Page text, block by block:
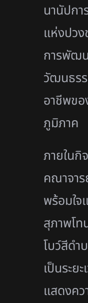
นานัปกา
แห่งปว
การพัฒ
วัฒนธรร
อาชีพข
ภูมิภาค
ภายใน
คณาจา
พร้อมใ
สุภาพโ
โบว์สีดำ
เป็นระย
แสดงค